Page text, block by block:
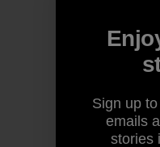
Sign up
emails
stories